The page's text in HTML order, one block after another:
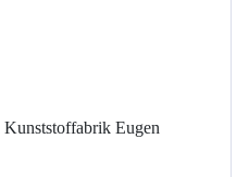
Kunststoffabrik Eugen